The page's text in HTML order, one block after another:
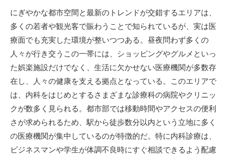
新
日
にぎやかな都市空間と最新のトレンドが交錯するエリアは、
多くの若者や観光客で賑わうことで知られているが、実は医
療面でも充実した環境が整いつつある。 昼夜問わず多くの
人々が行き交うこの一帯には、ショッピングやグルメといっ
た娯楽施設だけでなく、生活に欠かせない医療機関が多数存
在し、人々の健康を支える拠点となっている。このエリアで
は、内科をはじめとするさまざまな診療科の病院やクリニッ
クが数多く見られる。都市部では移動時間やアクセスの便利
さが求められるため、駅から徒歩数分以内という立地に多く
の医療機関が集中しているのが特徴的だ。特に内科診療は、
ビジネスマンや学生が体調不良時にすぐ相談できるよう配慮